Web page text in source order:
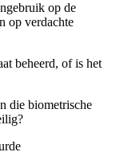
op de
op verdachte
beheerd, of is het
die biometrische